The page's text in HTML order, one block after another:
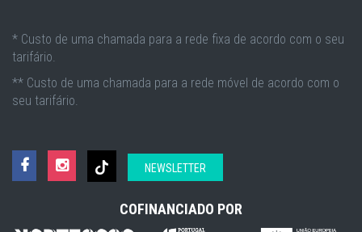
* Custo de uma chamada para a rede fixa de acordo com o seu
tarifário.
** Custo de uma chamada para a rede móvel de acordo com o
seu tarifário.
NEWSLETTER
COFINANCIADO POR